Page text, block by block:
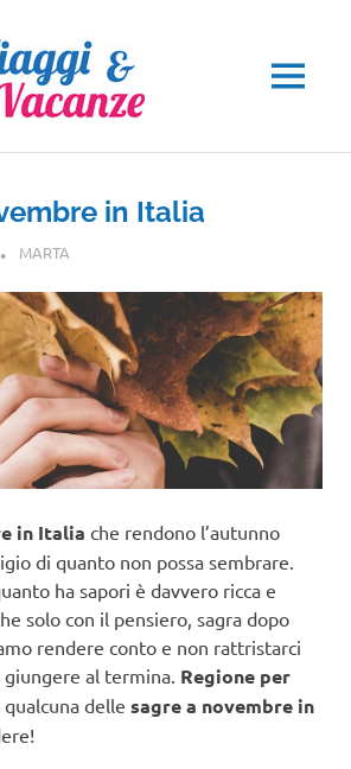
MENU
in Italia
MARTA
in Italia che rendono l’autunno
di quanto non possa sembrare.
ha sapori è davvero ricca e
solo con il pensiero, sagra dopo
rendere conto e non rattristarci
giungere al termina. Regione per
delle sagre a novembre in